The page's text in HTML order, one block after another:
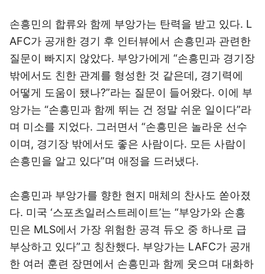
손흥민의 합류와 함께 부앙가는 탄력을 받고 있다. L
AFC가 공개한 경기 후 인터뷰에서 손흥민과 관련한
질문이 빠지지 않았다. 부앙가에게 “손흥민과 경기장
밖에서도 친한 관계를 형성한 것 같은데, 경기력에
어떻게 도움이 됐나?”라는 질문이 들어왔다. 이에 부
앙가는 “손흥민과 함께 뛰는 건 정말 쉬운 일이다”라
며 미소를 지었다. 그러면서 “손흥민은 놀라운 선수
이며, 경기장 밖에서도 좋은 사람이다. 모든 사람이
손흥민을 알고 있다”며 애정을 드러냈다.
손흥민과 부앙가를 향한 현지 매체의 찬사도 쏟아졌
다. 미국 ‘스포츠일러스트레이트’는 “부앙가와 손흥
민은 MLS에서 가장 위험한 공격 듀오 중 하나로 급
부상하고 있다”고 칭찬했다. 부앙가는 LAFC가 공개
한 여러 훈련 장면에서 손흥민과 함께 웃으며 대화하